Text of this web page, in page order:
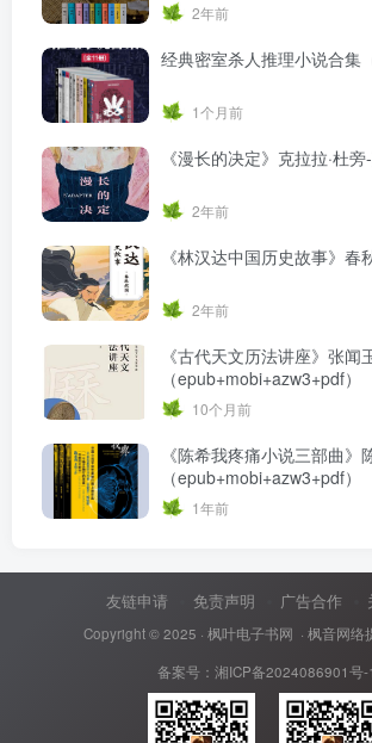
2年前
经典密室杀人推理小说合集
1个月前
《漫长的决定》克拉拉·杜
2年前
《林汉达中国历史故事》春
2年前
《古代天文历法讲座》张闻
（epub+mobi+azw3+pdf）
10个月前
《陈希我疼痛小说三部曲》
（epub+mobi+azw3+pdf）
1年前
友链申请 免责声明 广告合作
Copyright © 2025 · 枫叶电子书网 · 枫音网
备案号： 湘ICP备2024086901号-1